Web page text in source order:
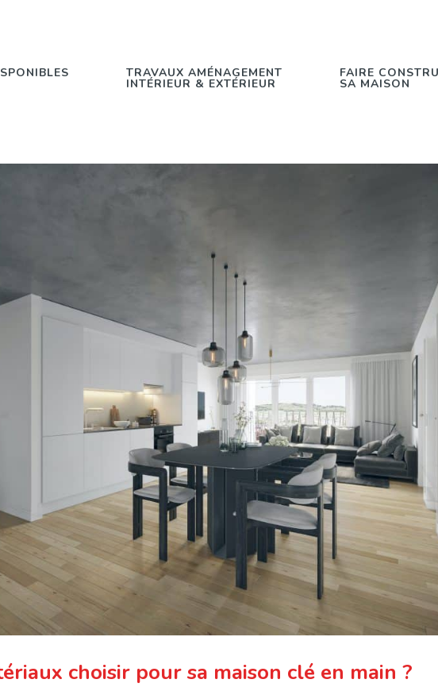
TRAVAUX AMÉNAGEMENT
INTÉRIEUR & EXTÉRIEUR
FAIRE
SA MAISON
choisir pour sa maison clé en main ?